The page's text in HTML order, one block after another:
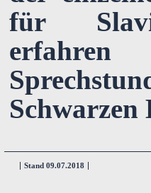
für
Stand 09.07.2018